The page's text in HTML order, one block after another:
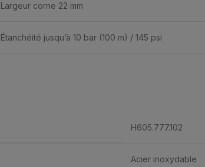
Largeur corne 22 mm
Étanchéité jusqu’à 10 bar (100 m) / 145 psi
H605.777.102
Acier inoxydable